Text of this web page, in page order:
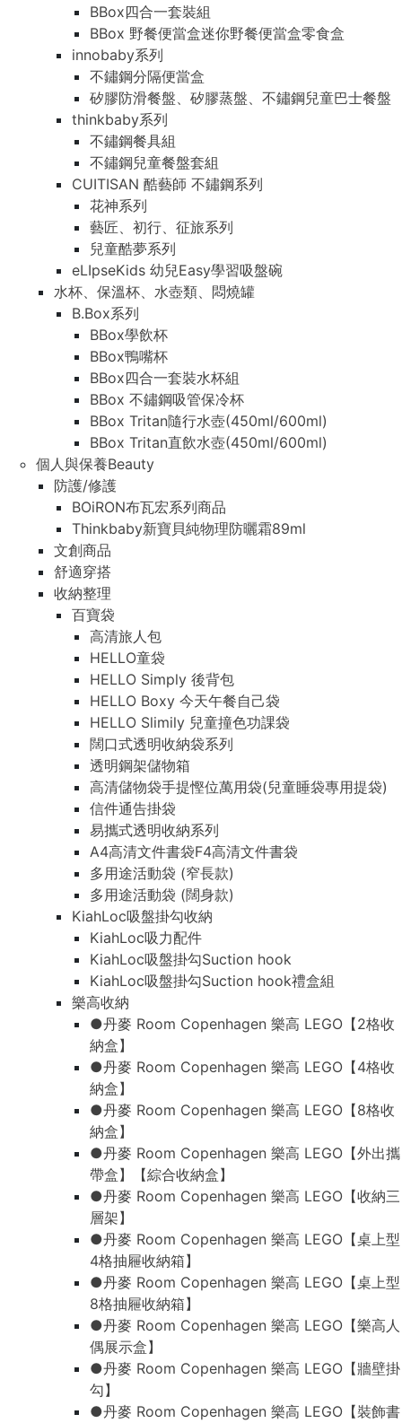
BBox四合一套裝組
BBox 野餐便當盒迷你野餐便當盒零食盒
innobaby系列
不鏽鋼分隔便當盒
矽膠防滑餐盤、矽膠蒸盤、不鏽鋼兒童巴士餐盤
thinkbaby系列
不鏽鋼餐具組
不鏽鋼兒童餐盤套組
CUITISAN 酷藝師 不鏽鋼系列
花神系列
藝匠、初行、征旅系列
兒童酷夢系列
eLIpseKids 幼兒Easy學習吸盤碗
水杯、保溫杯、水壺類、悶燒罐
B.Box系列
BBox學飲杯
BBox鴨嘴杯
BBox四合一套裝水杯組
BBox 不鏽鋼吸管保冷杯
BBox Tritan隨行水壺(450ml/600ml)
BBox Tritan直飲水壺(450ml/600ml)
個人與保養Beauty
防護/修護
BOiRON布瓦宏系列商品
Thinkbaby新寶貝純物理防曬霜89ml
文創商品
舒適穿搭
收納整理
百寶袋
高清旅人包
HELLO童袋
HELLO Simply 後背包
HELLO Boxy 今天午餐自己袋
HELLO Slimily 兒童撞色功課袋
闊口式透明收納袋系列
透明鋼架儲物箱
高清儲物袋手提慳位萬用袋(兒童睡袋專用提袋)
信件通告掛袋
易攜式透明收納系列
A4高清文件書袋F4高清文件書袋
多用途活動袋 (窄長款)
多用途活動袋 (闊身款)
KiahLoc吸盤掛勾收納
KiahLoc吸力配件
KiahLoc吸盤掛勾Suction hook
KiahLoc吸盤掛勾Suction hook禮盒組
樂高收納
●丹麥 Room Copenhagen 樂高 LEGO【2格收
納盒】
●丹麥 Room Copenhagen 樂高 LEGO【4格收
納盒】
●丹麥 Room Copenhagen 樂高 LEGO【8格收
納盒】
●丹麥 Room Copenhagen 樂高 LEGO【外出攜
帶盒】【綜合收納盒】
●丹麥 Room Copenhagen 樂高 LEGO【收納三
層架】
●丹麥 Room Copenhagen 樂高 LEGO【桌上型
4格抽屜收納箱】
●丹麥 Room Copenhagen 樂高 LEGO【桌上型
8格抽屜收納箱】
●丹麥 Room Copenhagen 樂高 LEGO【樂高人
偶展示盒】
●丹麥 Room Copenhagen 樂高 LEGO【牆壁掛
勾】
●丹麥 Room Copenhagen 樂高 LEGO【裝飾書